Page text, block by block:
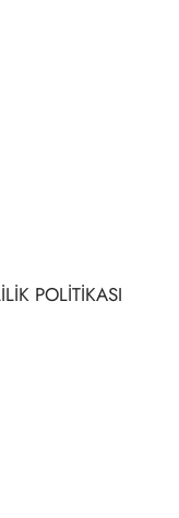
POLİTİKASI